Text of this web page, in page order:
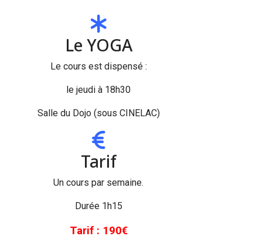
Le YOGA
Le cours est dispensé :
le jeudi à 18h30
Salle du Dojo (sous CINELAC)
Tarif
Un cours par semaine.
Durée 1h15
Tarif : 190€